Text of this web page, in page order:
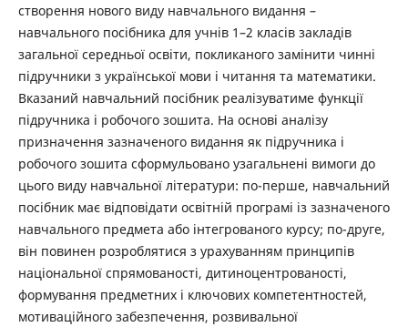
створення нового виду навчального видання –
навчального посібника для учнів 1–2 класів закладів
загальної середньої освіти, покликаного замінити чинні
підручники з української мови і читання та математики.
Вказаний навчальний посібник реалізуватиме функції
підручника і робочого зошита. На основі аналізу
призначення зазначеного видання як підручника і
робочого зошита сформульовано узагальнені вимоги до
цього виду навчальної літератури: по-перше, навчальний
посібник має відповідати освітній програмі із зазначеного
навчального предмета або інтегрованого курсу; по-друге,
він повинен розроблятися з урахуванням принципів
національної спрямованості, дитиноцентрованості,
формування предметних і ключових компетентностей,
мотиваційного забезпечення, розвивальної